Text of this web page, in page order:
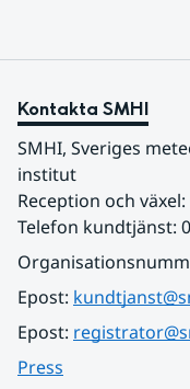
Kontakta SMHI
SMHI, Sveriges
institut
Reception och växel:
Telefon kundtjänst:
Epost:
Epost:
Press